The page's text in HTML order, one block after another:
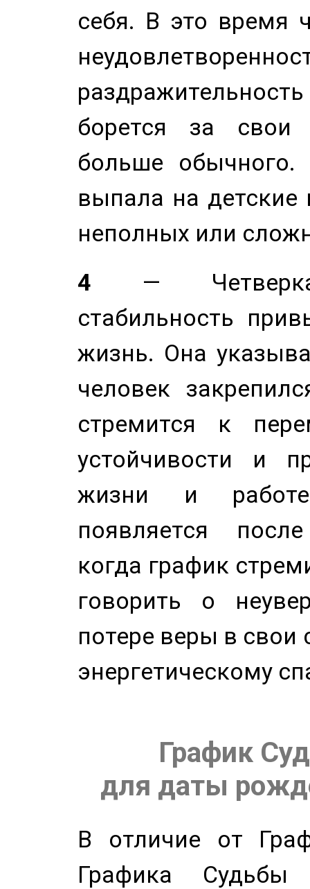
себя. В это время
борется за свои
больше
выпала на детские
неполных или
4 — Четверка
стабильность
жизнь. Она
человек
стремится к
устойчивости и
жизни и
появляется
когда график
говорить о
потере веры в свои
энергетическому
График
для даты
В отличие от
Графика